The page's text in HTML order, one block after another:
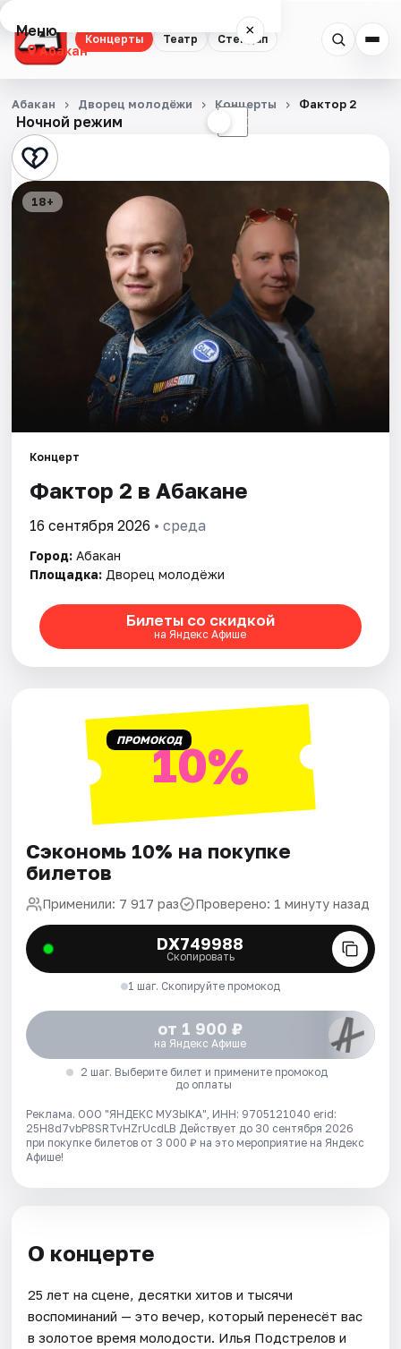
Концерты Театр Стендап
Меню ×
Абакан
Концерты
Театр
Стендап
Ночной режим ☾
Абакан Дворец молодёжи Концерты Фактор 2
18+
Концерт
Фактор 2 в Абакане
16 сентября 2026 • среда
Город: Абакан
Площадка: Дворец молодёжи
Билеты со скидкой
на Яндекс Афише
ПРОМОКОД10%
Сэкономь 10% на покупке
билетов
Применили: 7 917 раз Проверено: 1 минуту назад
DX749988
Скопировать
1 шаг. Скопируйте промокод
от 1 900 ₽
на Яндекс Афише
2 шаг. Выберите билет и примените промокод
до оплаты
Реклама. ООО "ЯНДЕКС МУЗЫКА", ИНН: 9705121040 erid:
25H8d7vbP8SRTvHZrUcdLB Действует до 30 сентября 2026
при покупке билетов от 3 000 ₽ на это мероприятие на Яндекс
Афише!
О концерте
25 лет на сцене, десятки хитов и тысячи
воспоминаний — это вечер, который перенесёт вас
в золотое время молодости. Илья Подстрелов и